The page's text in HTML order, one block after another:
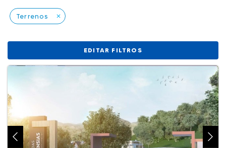
Terrenos close
EDITAR FILTROS